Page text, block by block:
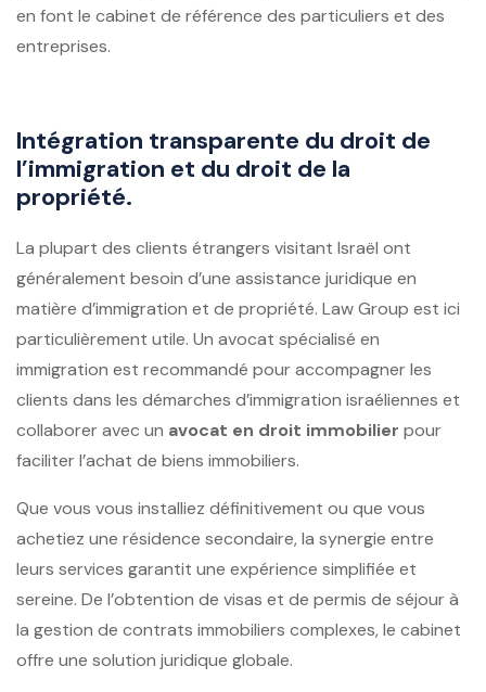
en font le cabinet de référence des particuliers et des
entreprises.
Intégration transparente du droit de
l’immigration et du droit de la
propriété.
La plupart des clients étrangers visitant Israël ont
généralement besoin d’une assistance juridique en
matière d’immigration et de propriété. Law Group est ici
particulièrement utile. Un avocat spécialisé en
immigration est recommandé pour accompagner les
clients dans les démarches d’immigration israéliennes et
collaborer avec un avocat en droit immobilier pour
faciliter l’achat de biens immobiliers.
Que vous vous installiez définitivement ou que vous
achetiez une résidence secondaire, la synergie entre
leurs services garantit une expérience simplifiée et
sereine. De l’obtention de visas et de permis de séjour à
la gestion de contrats immobiliers complexes, le cabinet
offre une solution juridique globale.